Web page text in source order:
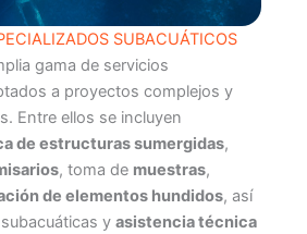
SUBACUÁTICOS
gama de servicios
a proyectos complejos y
Entre ellos se incluyen
de estructuras sumergidas,
, toma de muestras,
de elementos hundidos, así
y asistencia técnica